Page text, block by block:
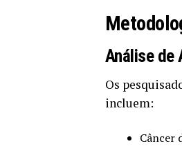
Análise de
Os
incluem:
Câncer